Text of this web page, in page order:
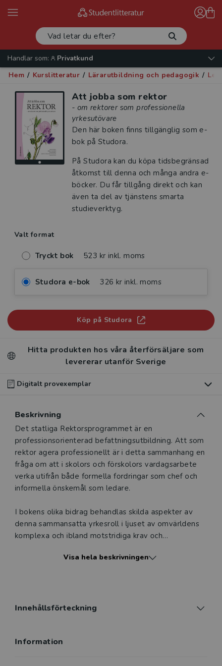
Handlar som:
Privatkund
Hem / Kurslitteratur / Lärarutbildning och pedagogik /
Att jobba som rektor
- om rektorer som professionella
yrkesutövare
Den här boken finns tillgänglig som e-
bok på Studora.
På Studora kan du köpa tidsbegränsad
åtkomst till denna och många andra e-
böcker. Du får tillgång direkt och kan
även ta del av tjänstens smarta
studieverktyg.
Valt format
Tryckt bok 523 kr inkl. moms
Studora e-bok 326 kr inkl. moms
Köp på Studora
Hitta produkten hos våra återförsäljare som
levererar utanför Sverige
Digitalt provexemplar
digitalt provexemplar av den här produkten
Våra digitala provexemplar tillhandahålls via Studora.se
och ger dig tillgång till boken under 180 dagar. Observera
att erbjudandet endast gäller relevanta produkter för din
undervisning (nivå och ämne) och dig som är verksam i
Sverige. Du kan alltid kontakta vår
produkten.
Den här produkten kan beställas av lärare på universitet
eller högskola. Om det gäller tjänsteexemplar av en
kursbok på befintlig kurslista hänvisar vi till din
Beskrivning
Beskrivning
Det statliga Rektorsprogrammet är en
professionsorienterad befattningsutbildning. Att som
rektor agera professionellt är i detta sammanhang en
fråga om att i skolors och förskolors vardagsarbete
verka utifrån både formella fordringar som chef och
informella önskemål som ledare.
I bokens olika bidrag behandlas skilda aspekter av
denna sammansatta yrkesroll i ljuset av omvärldens
komplexa och ibland motstridiga krav och
Visa hela beskrivningen
Innehållsförteckning
Information